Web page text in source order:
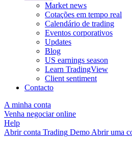
Market news
Cotações em tempo real
Calendário de trading
Eventos corporativos
Updates
Blog
US earnings season
Learn TradingView
Client sentiment
Contacto
A minha conta
Venha negociar online
Help
Abrir conta Trading Demo Abrir uma